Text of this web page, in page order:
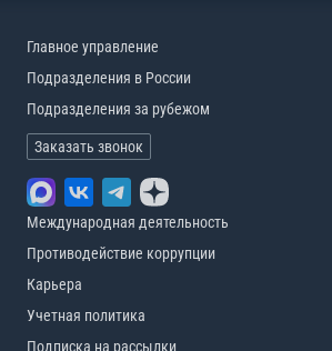
Главное управление
Подразделения в России
Подразделения за рубежом
Заказать звонок
Международная деятельность
Противодействие коррупции
Карьера
Учетная политика
Подписка на рассылки